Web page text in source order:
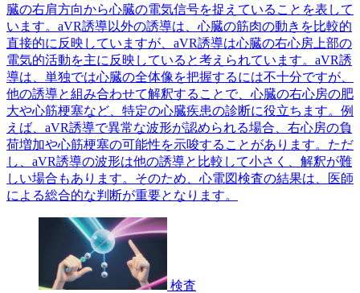
臓の右肩方向から心臓の電気信号を捉えていることを表して
います。aVR誘導以外の誘導は、心臓の筋肉の動きを比較的
直接的に反映していますが、aVR誘導は心臓の右心房上部の
電気的活動を主に反映していると考えられています。aVR誘
導は、単独では心臓の全体像を把握するには不十分ですが、
他の誘導と組み合わせて解釈することで、心臓の右心房の肥
大や心筋梗塞など、特定の心臓疾患の診断に役立ちます。例
えば、aVR誘導で異常な波形が認められる場合、右心房の負
荷増加や心筋梗塞の可能性を示唆することがあります。ただ
し、aVR誘導の波形は他の誘導と比較して小さく、解釈が難
しい場合もあります。そのため、心電図検査の結果は、医師
による総合的な判断が重要となります。
検査